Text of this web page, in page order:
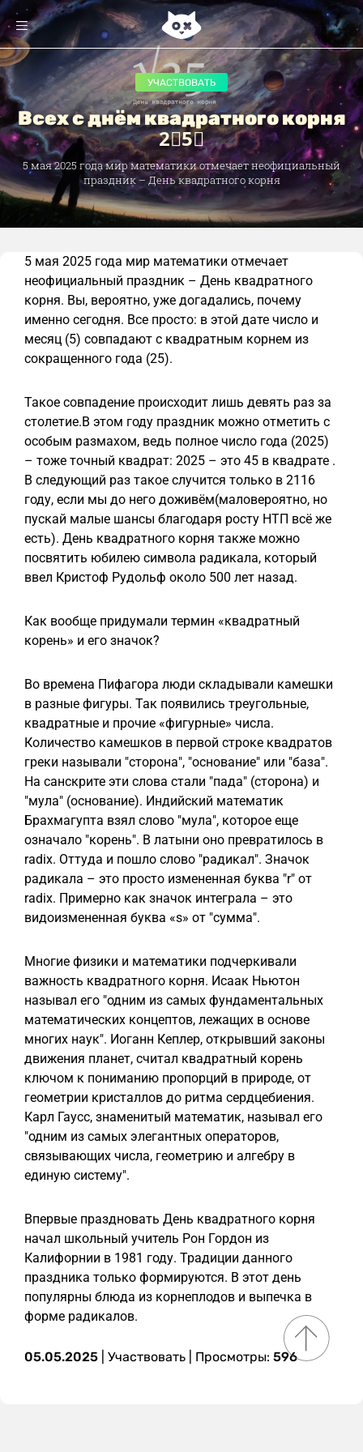
УЧАСТВОВАТЬ
Всех с днём квадратного корня
2⃣5⃣
5 мая 2025 года мир математики отмечает неофициальный
праздник – День квадратного корня
5 мая 2025 года мир математики отмечает
неофициальный праздник – День квадратного
корня. Вы, вероятно, уже догадались, почему
именно сегодня. Все просто: в этой дате число и
месяц (5) совпадают с квадратным корнем из
сокращенного года (25).
Такое совпадение происходит лишь девять раз за
столетие.В этом году праздник можно отметить с
особым размахом, ведь полное число года (2025)
– тоже точный квадрат: 2025 – это 45 в квадрате .
В следующий раз такое случится только в 2116
году, если мы до него доживём(маловероятно, но
пускай малые шансы благодаря росту НТП всё же
есть). День квадратного корня также можно
посвятить юбилею символа радикала, который
ввел Кристоф Рудольф около 500 лет назад.
Как вообще придумали термин «квадратный
корень» и его значок?
Во времена Пифагора люди складывали камешки
в разные фигуры. Так появились треугольные,
квадратные и прочие «фигурные» числа.
Количество камешков в первой строке квадратов
греки называли "сторона", "основание" или "база".
На санскрите эти слова стали "пада" (сторона) и
"мула" (основание). Индийский математик
Брахмагупта взял слово "мула", которое еще
означало "корень". В латыни оно превратилось в
radix. Оттуда и пошло слово "радикал". Значок
радикала – это просто измененная буква "r" от
radix. Примерно как значок интеграла – это
видоизмененная буква «s» от "сумма".
Многие физики и математики подчеркивали
важность квадратного корня. Исаак Ньютон
называл его "одним из самых фундаментальных
математических концептов, лежащих в основе
многих наук". Иоганн Кеплер, открывший законы
движения планет, считал квадратный корень
ключом к пониманию пропорций в природе, от
геометрии кристаллов до ритма сердцебиения.
Карл Гаусс, знаменитый математик, называл его
"одним из самых элегантных операторов,
связывающих числа, геометрию и алгебру в
единую систему".
Впервые праздновать День квадратного корня
начал школьный учитель Рон Гордон из
Калифорнии в 1981 году. Традиции данного
праздника только формируются. В этот день
популярны блюда из корнеплодов и выпечка в
форме радикалов.
05.05.2025 Участвовать | Просмотры: 596